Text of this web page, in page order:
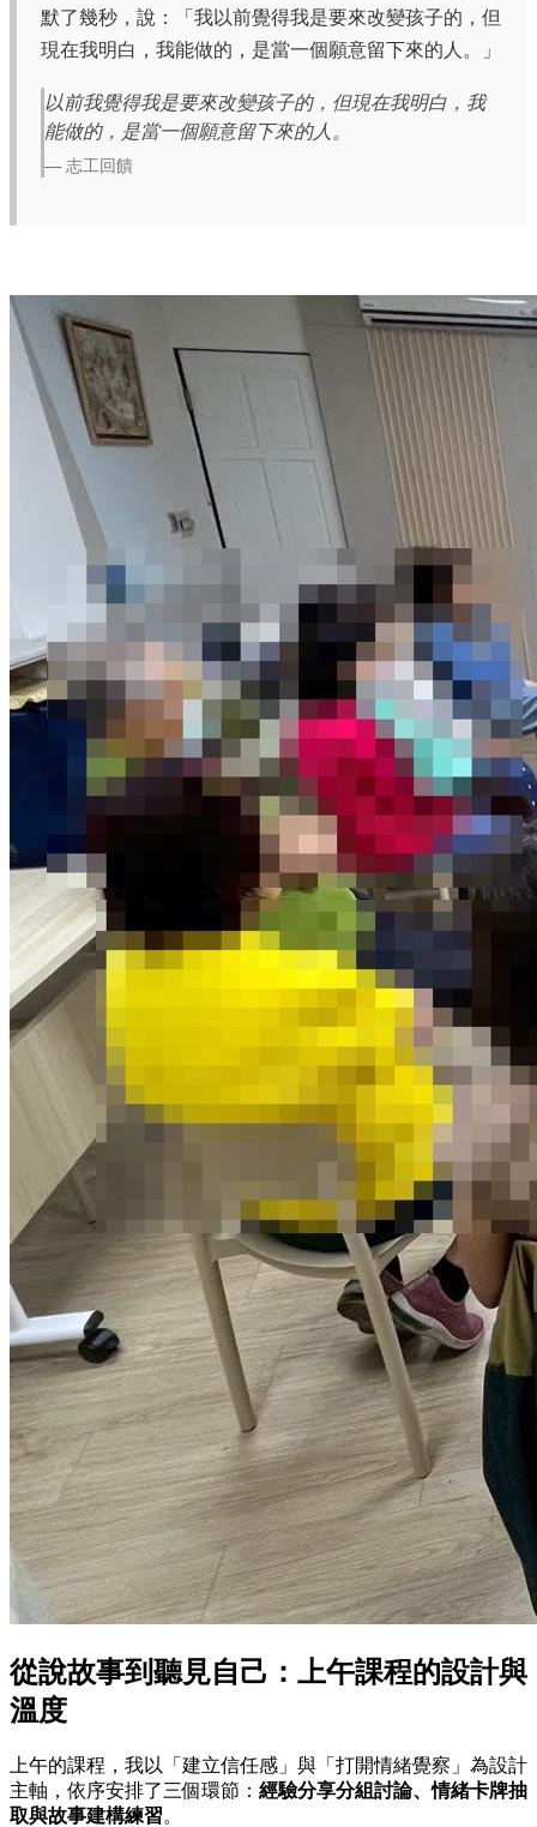
默了幾秒，說：「我以前覺得我是要來改變孩子的，但
現在我明白，我能做的，是當一個願意留下來的人。」
以前我覺得我是要來改變孩子的，但現在我明白，我
能做的，是當一個願意留下來的人。
— 志工回饋
從說故事到聽見自己：上午課程的設計與
溫度
上午的課程，我以「建立信任感」與「打開情緒覺察」為設計
主軸，依序安排了三個環節： 經驗分享分組討論、情緒卡牌抽
取與故事建構練習。